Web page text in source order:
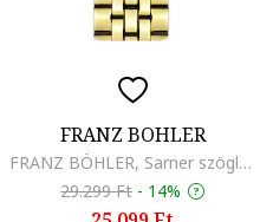
FRANZ BOHLER
FRANZ BÖHLER, Sarner szögletes karóra rozsdamentes acél szíjjal, Aranyszín
29.299 Ft - 14%